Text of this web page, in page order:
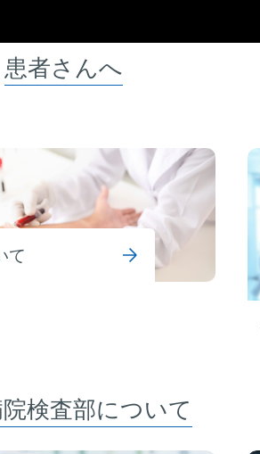
患者さんへ
て
検査部について